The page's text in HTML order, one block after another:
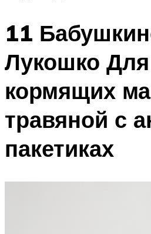
11
Лукошко Для
кормящих
травяной с
пакетиках